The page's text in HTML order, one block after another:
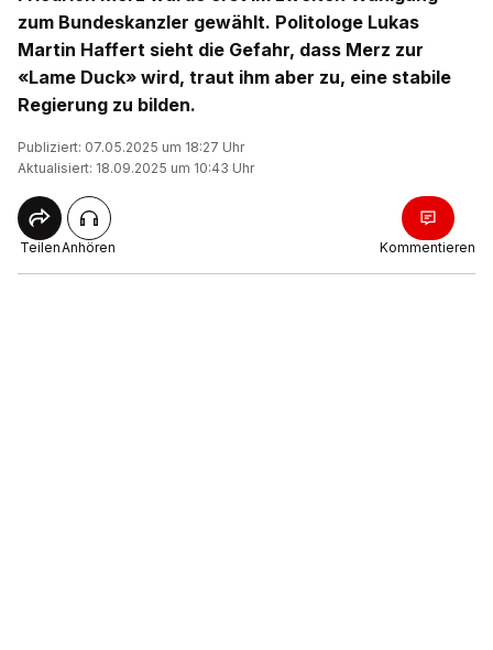
zum Bundeskanzler gewählt. Politologe Lukas
Martin Haffert sieht die Gefahr, dass Merz zur
«Lame Duck» wird, traut ihm aber zu, eine stabile
Regierung zu bilden.
Publiziert: 07.05.2025 um 18:27 Uhr
Aktualisiert: 18.09.2025 um 10:43 Uhr
TeilenAnhören Kommentieren